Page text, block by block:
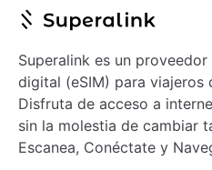
Superalink es un
digital (eSIM) para viajeros
Disfruta de acceso a
sin la molestia de cambiar
Escanea, Conéctate y